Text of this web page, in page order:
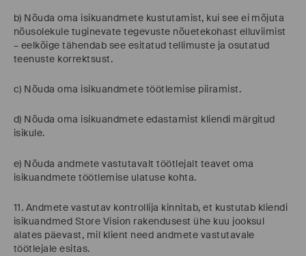
b) Nõuda oma isikuandmete kustutamist, kui see ei mõjuta
nõusolekule tuginevate tegevuste nõuetekohast elluviimist
– eelkõige tähendab see esitatud tellimuste ja osutatud
teenuste korrektsust.
c) Nõuda oma isikuandmete töötlemise piiramist.
d) Nõuda oma isikuandmete edastamist kliendi märgitud
isikule.
e) Nõuda andmete vastutavalt töötlejalt teavet oma
isikuandmete töötlemise ulatuse kohta.
11. Andmete vastutav kontrollija kinnitab, et kustutab kliendi
isikuandmed Store Vision rakendusest ühe kuu jooksul
alates päevast, mil klient need andmete vastutavale
töötlejale esitas.